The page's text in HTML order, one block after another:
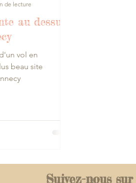
au dessus
vol en
beau site
de lecture
Suivez-nous